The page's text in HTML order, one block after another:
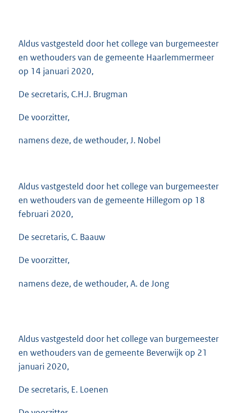
Aldus vastgesteld door het college van burgemeester
en wethouders van de gemeente Haarlemmermeer
op 14 januari 2020,
De secretaris, C.H.J. Brugman
De voorzitter,
namens deze, de wethouder, J. Nobel
Aldus vastgesteld door het college van burgemeester
en wethouders van de gemeente Hillegom op 18
februari 2020,
De secretaris, C. Baauw
De voorzitter,
namens deze, de wethouder, A. de Jong
Aldus vastgesteld door het college van burgemeester
en wethouders van de gemeente Beverwijk op 21
januari 2020,
De secretaris, E. Loenen